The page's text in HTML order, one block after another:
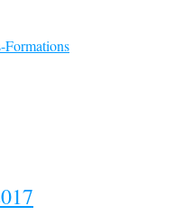
Formations